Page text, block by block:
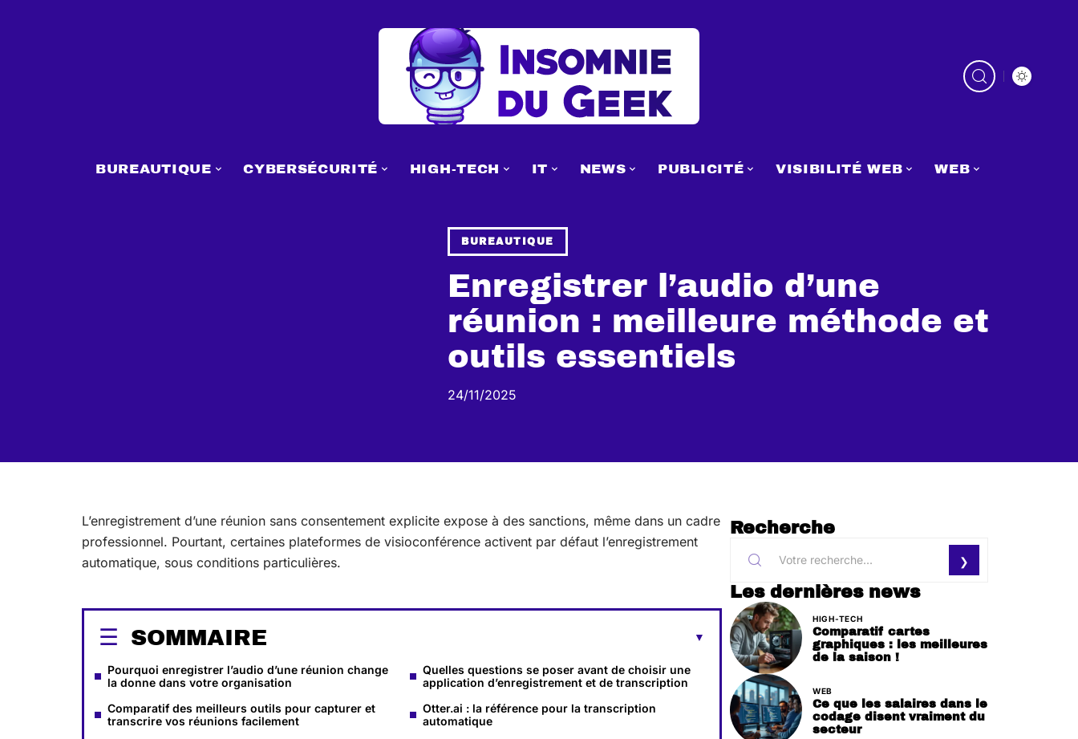
BUREAUTIQUE CYBERSÉCURITÉ HIGH-TECH IT NEWS PUBLICITÉ VISIBILITÉ WEB WEB
BUREAUTIQUE
Enregistrer l’audio d’une
réunion : meilleure méthode et
outils essentiels
24/11/2025
L’enregistrement d’une réunion sans consentement explicite expose à des sanctions, même dans un cadre
professionnel. Pourtant, certaines plateformes de visioconférence activent par défaut l’enregistrement
automatique, sous conditions particulières.
SOMMAIRE
Pourquoi enregistrer l’audio d’une réunion change
la donne dans votre organisation
Quelles questions se poser avant de choisir une
application d’enregistrement et de transcription
Comparatif des meilleurs outils pour capturer et
transcrire vos réunions facilement
Otter.ai : la référence pour la transcription
automatique
Recherche
Les dernières news
HIGH-TECH
Comparatif cartes
graphiques : les meilleures
de la saison !
WEB
Ce que les salaires dans le
codage disent vraiment du
secteur